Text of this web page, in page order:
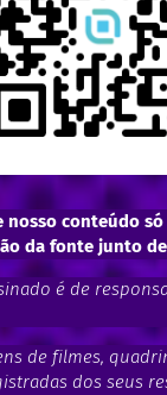
nosso conteúdo
da fonte junto
é de
de filmes,
dos seus